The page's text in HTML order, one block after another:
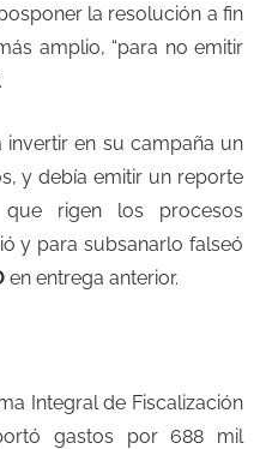
la resolución a fin
amplio, “para no emitir
invertir en su campaña un
y debía emitir un reporte
rigen los procesos
y para subsanarlo falseó
en entrega anterior.
Integral de Fiscalización
gastos por 688 mil